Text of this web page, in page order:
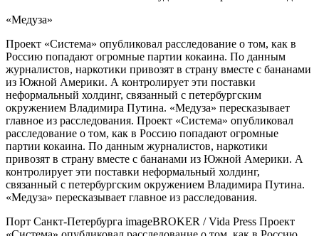
«Медуза»
Проект «Система» опубликовал расследование о том, как в
Россию попадают огромные партии кокаина. По данным
журналистов, наркотики привозят в страну вместе с бананами
из Южной Америки. А контролирует эти поставки
неформальный холдинг, связанный с петербургским
окружением Владимира Путина. «Медуза» пересказывает
главное из расследования. Проект «Система» опубликовал
расследование о том, как в Россию попадают огромные
партии кокаина. По данным журналистов, наркотики
привозят в страну вместе с бананами из Южной Америки. А
контролирует эти поставки неформальный холдинг,
связанный с петербургским окружением Владимира Путина.
«Медуза» пересказывает главное из расследования.
Порт Санкт-Петербурга imageBROKER / Vida Press Проект